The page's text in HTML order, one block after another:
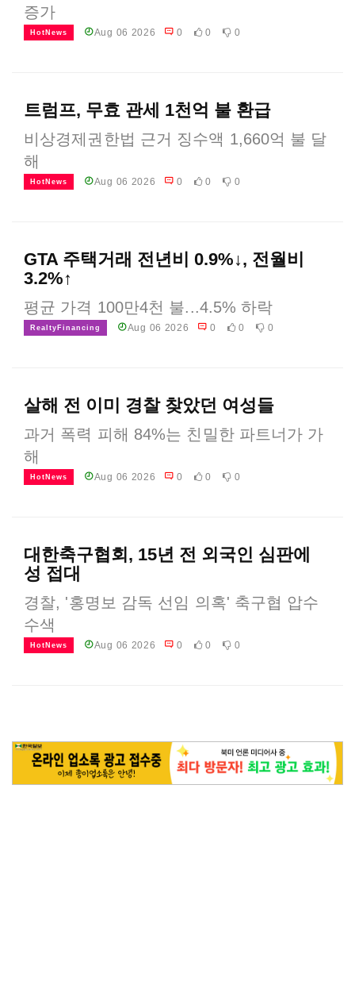
증가
HotNews Aug 06 2026 0 0 0
트럼프, 무효 관세 1천억 불 환급
비상경제권한법 근거 징수액 1,660억 불 달
해
HotNews Aug 06 2026 0 0 0
GTA 주택거래 전년비 0.9%↓, 전월비
3.2%↑
평균 가격 100만4천 불...4.5% 하락
RealtyFinancing Aug 06 2026 0 0 0
살해 전 이미 경찰 찾았던 여성들
과거 폭력 피해 84%는 친밀한 파트너가 가
해
HotNews Aug 06 2026 0 0 0
대한축구협회, 15년 전 외국인 심판에
성 접대
경찰, '홍명보 감독 선임 의혹' 축구협 압수
수색
HotNews Aug 06 2026 0 0 0